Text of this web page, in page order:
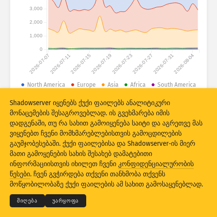
ზღვარი
დააჯგუფეთ
Stacking
ავტომატური განახლების შედეგები
განახლება
საწყის პარამეტრებზე
PNG-ს სახით ჩამოტვირთვა ამ მონაცემების შესახებ
ინტერნეტით კონტროლის სისტემების მქონე მოწყობილობების
ციფრული ანაბეჭდის და ჰაკერების ხაფანგის შეტევების სტატისტიკა
თანადაფინანსებულია ევროკავშირის ევროპის გაერთიანების ფონდის
მიერ.
2026-07-072026-07-112026-07-152026-07-192026-07-232026-07-272026-07-312026-08-04
0
1,000
2,000
3,000
North America Europe Asia Africa
South America
© 2026 The Shadowserver Foundation
© 2026THE SHADOWSERVER FOUNDATION
კონფიდენციალურობა და პირობები
დაგვიკავშირდით
კრედიტები
Shadowserver იყენებს ქუქი ფაილებს ანალიტიკური
მონაცემების შესაგროვებლად. ის გვეხმარება იმის
დადგენაში, თუ რა სახით გამოიყენება საიტი და აგრეთვე მას
ვიყენებთ ჩვენი მომხმარებლებისთვის გამოცდილების
გაუმჯობესებაში. ქუქი ფაილებისა და Shadowserver-ის მიერ
მათი გამოყენების სახის შესახებ დამატებითი
ინფორმაციისთვის იხილეთ ჩვენი კონფიდენციალურობის
წესები. ჩვენ გვჭირდება თქვენი თანხმობა თქვენს
მოწყობილობაზე ქუქი ფაილების ამ სახით გამოსაყენებლად.
მიღება უარყოფა